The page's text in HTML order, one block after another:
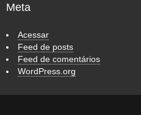
Meta
Acessar
Feed de posts
Feed de comentários
WordPress.org